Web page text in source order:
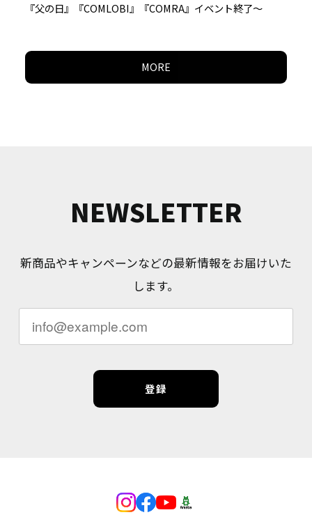
『父の日』『COMLOBI』『COMRA』イベント終了～
MORE
NEWSLETTER
新商品やキャンペーンなどの最新情報をお届けいた
します。
登録